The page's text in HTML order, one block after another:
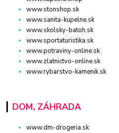
www.stonshop.sk
www.sanita-kupelne.sk
www.skolsky-batoh.sk
www.sportaturistika.sk
www.potraviny-online.sk
www.zlatnictvo-online.sk
www.rybarstvo-kamenik.sk
DOM, ZÁHRADA
www.dm-drogeria.sk